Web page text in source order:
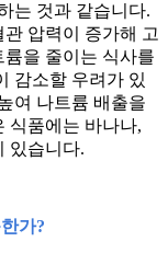
는 것과 같습니다.
압력이 증가해 고
을 줄이는 식사를
감소할 우려가 있
여 나트륨 배출을
식품에는 바나나,
있습니다.
가?